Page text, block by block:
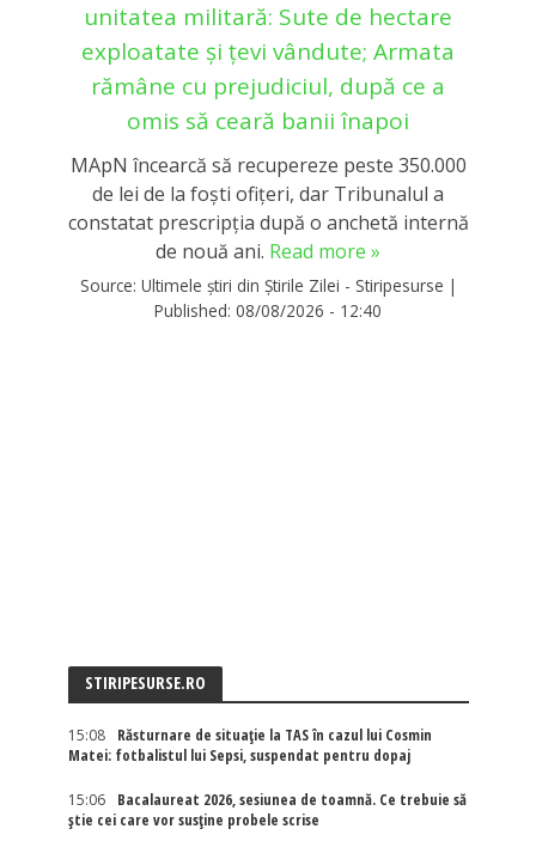
unitatea militară: Sute de hectare
exploatate și țevi vândute; Armata
rămâne cu prejudiciul, după ce a
omis să ceară banii înapoi
MApN încearcă să recupereze peste 350.000
de lei de la foști ofițeri, dar Tribunalul a
constatat prescripția după o anchetă internă
de nouă ani. Read more »
Source: Ultimele știri din Știrile Zilei - Stiripesurse |
Published: 08/08/2026 - 12:40
STIRIPESURSE.RO
15:08
Răsturnare de situație la TAS în cazul lui Cosmin
Matei: fotbalistul lui Sepsi, suspendat pentru dopaj
15:06
Bacalaureat 2026, sesiunea de toamnă. Ce trebuie să
știe cei care vor susține probele scrise